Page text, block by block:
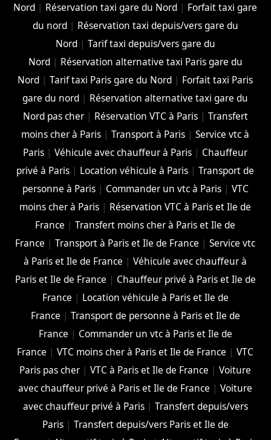
Nord | Réservation taxi gare du Nord | Forfait taxi gare
du nord| Réservation taxi depuis/vers gare du
Nord| Tarif taxi depuis/vers gare du
Nord| Réservation alternative taxi Paris gare du
Nord |Tarif taxi Paris gare du Nord | Forfait taxi Paris
gare du nord | Réservation alternative taxi gare du
Nord pas cher| Réservation VTC à Paris| Transfert
moins cher à Paris |Transport à Paris |Service vtc à
Paris |Véhicule avec chauffeur à Paris | Chauffeur
privé à Paris | Location véhicule à Paris |Transport de
personne à Paris| Commander un vtc à Paris| VTC
moins cher à Paris | Réservation VTC à Paris et Ile de
France |Transfert moins cher à Paris et Ile de
France |Transport à Paris et Ile de France |Service vtc
à Paris et Ile de France |Véhicule avec chauffeur à
Paris et Ile de France | Chauffeur privé à Paris et Ile de
France | Location véhicule à Paris et Ile de
France | Transport de personne à Paris et Ile de
France | Commander un vtc à Paris et Ile de
France |VTC moins cher à Paris et Ile de France |VTC
Paris pas cher |VTC à Paris et Ile de France |Voiture
avec chauffeur privé à Paris et Ile de France |Voiture
avec chauffeur privé à Paris| Transfert depuis/vers
Paris| Transfert depuis/vers Paris et Ile de